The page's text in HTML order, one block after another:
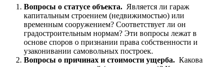
Вопросы о статусе объекта. Является ли гараж
капитальным строением (недвижимостью) или
временным сооружением? Соответствует ли он
градостроительным нормам? Эти вопросы лежат в
основе споров о признании права собственности и
узаконивании самовольных построек.
Вопросы о причинах и стоимости ущерба. Какова